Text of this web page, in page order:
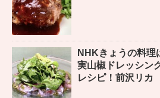
NHKきょうの料理
実山椒ドレッシン
レシピ！前沢リカ